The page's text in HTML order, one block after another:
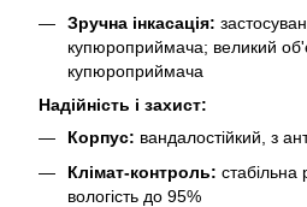
Зручна інкасація:
купюроприймача; великий
купюроприймача
Надійність і захист:
Корпус: вандалостійкий, з
Клімат-контроль: стабільна
вологість до 95%